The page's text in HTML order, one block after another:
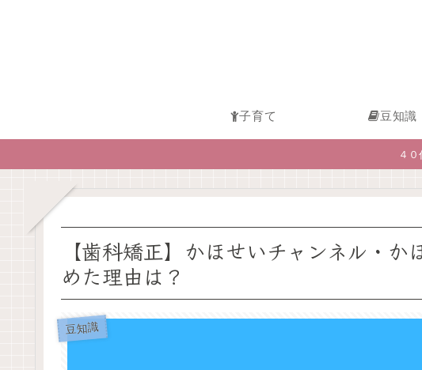
子育て 豆知識
４
【歯科矯正】かほせいチャンネル・
めた理由は？
豆知識